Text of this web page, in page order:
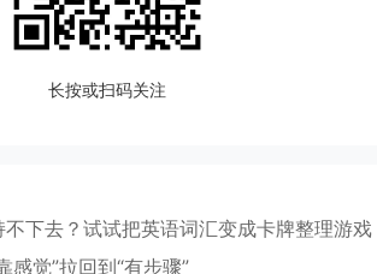
长按或扫码关注
下去？试试把英语词汇变成卡牌整理游戏
感觉”拉回到“有步骤”